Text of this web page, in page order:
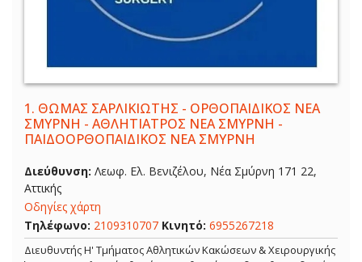
1. ΘΩΜΑΣ ΣΑΡΛΙΚΙΩΤΗΣ - ΟΡΘΟΠΑΙΔΙΚΟΣ ΝΕΑ
ΣΜΥΡΝΗ - ΑΘΛΗΤΙΑΤΡΟΣ ΝΕΑ ΣΜΥΡΝΗ -
ΠΑΙΔΟΟΡΘΟΠΑΙΔΙΚΟΣ ΝΕΑ ΣΜΥΡΝΗ
Διεύθυνση: Λεωφ. Ελ. Βενιζέλου, Νέα Σμύρνη 171 22,
Αττικής
Οδηγίες χάρτη
Τηλέφωνο: 2109310707 Κινητό: 6955267218
Διευθυντής Η' Τμήματος Αθλητικών Κακώσεων & Χειρουργικής